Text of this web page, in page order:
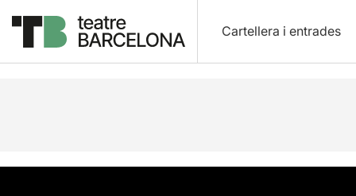
Cartellera i entrades
Descripció Fitxa artística Fotos i vídeos